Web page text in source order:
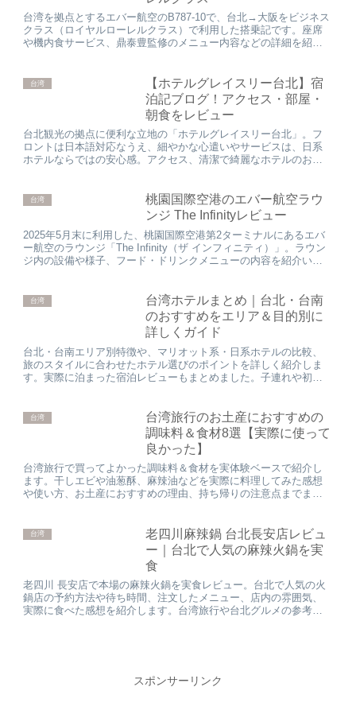
台湾を拠点とするエバー航空のB787-10で、台北→大阪をビジネス
クラス（ロイヤルローレルクラス）で利用した搭乗記です。座席
や機内食サービス、鼎泰豊監修のメニュー内容などの詳細を紹介
台湾
【ホテルグレイスリー台北】宿
泊記ブログ！アクセス・部屋・
朝食をレビュー
台北観光の拠点に便利な立地の「ホテルグレイスリー台北」。フ
ロントは日本語対応なうえ、細やかな心遣いやサービスは、日系
ホテルならではの安心感。アクセス、清潔で綺麗なホテルのお部
台湾
桃園国際空港のエバー航空ラウ
ンジ The Infinityレビュー
2025年5月末に利用した、桃園国際空港第2ターミナルにあるエバ
ー航空のラウンジ「The Infinity（ザ インフィニティ）」。ラウン
ジ内の設備や様子、フード・ドリンクメニューの内容を紹介いた
台湾
台湾ホテルまとめ｜台北・台南
のおすすめをエリア＆目的別に
詳しくガイド
台北・台南エリア別特徴や、マリオット系・日系ホテルの比較、
旅のスタイルに合わせたホテル選びのポイントを詳しく紹介しま
す。実際に泊まった宿泊レビューもまとめました。子連れや初め
台湾
台湾旅行のお土産におすすめの
調味料＆食材8選【実際に使って
良かった】
台湾旅行で買ってよかった調味料＆食材を実体験ベースで紹介し
ます。干しエビや油葱酥、麻辣油などを実際に料理してみた感想
や使い方、お土産におすすめの理由、持ち帰りの注意点までまと
台湾
老四川麻辣鍋 台北長安店レビュ
ー｜台北で人気の麻辣火鍋を実
食
老四川 長安店で本場の麻辣火鍋を実食レビュー。台北で人気の火
鍋店の予約方法や待ち時間、注文したメニュー、店内の雰囲気、
実際に食べた感想を紹介します。台湾旅行や台北グルメの参考に
スポンサーリンク